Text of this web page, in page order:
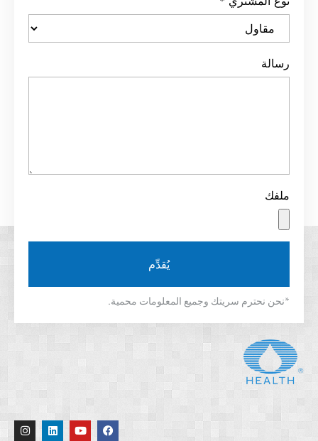
سريتك وجميع المعلومات محمية.